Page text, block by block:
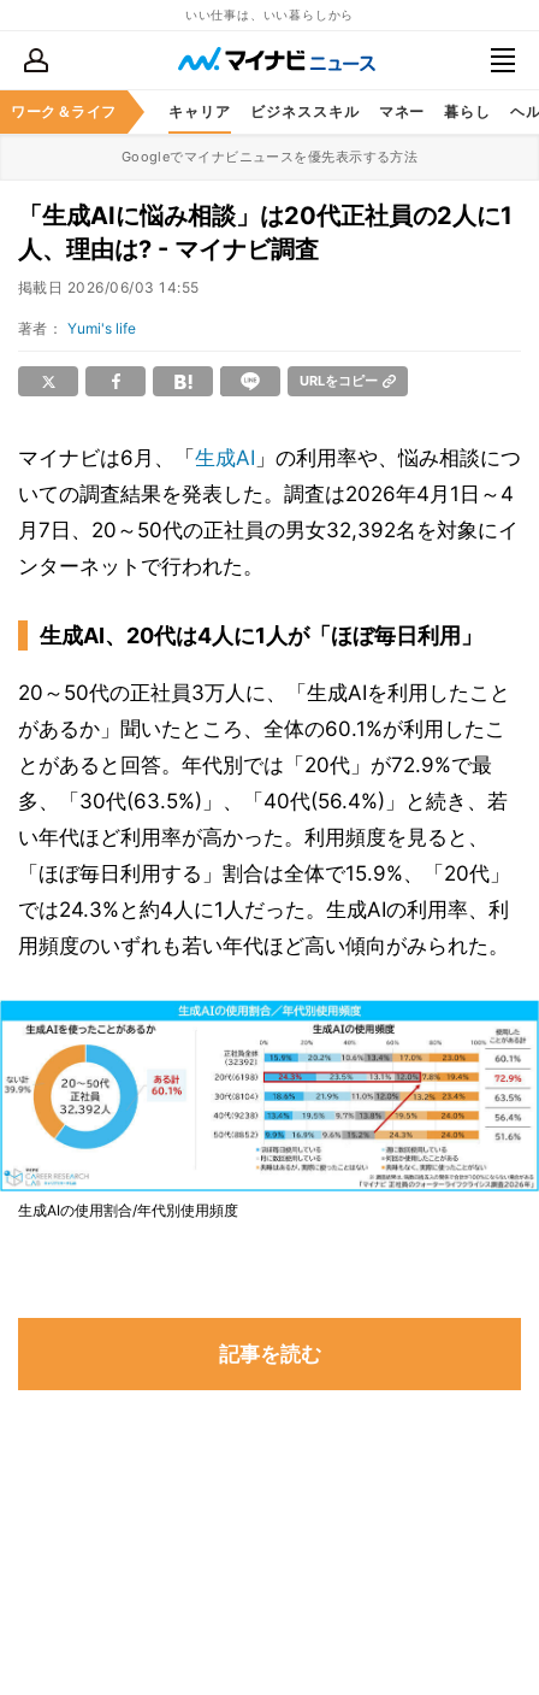
いい仕事は、いい暮らしから
ワーク＆ライフ キャリア ビジネススキル マネー 暮らし ヘ
Googleでマイナビニュースを優先表示する方法
「生成AIに悩み相談」は20代正社員の2人に1
人、理由は? - マイナビ調査
掲載日 2026/06/03 14:55
著者： Yumi's life
URLをコピー
マイナビは6月、「 生成AI 」の利用率や、悩み相談につ
いての調査結果を発表した。調査は2026年4月1日～4
月7日、20～50代の正社員の男女32,392名を対象にイ
ンターネットで行われた。
生成AI、20代は4人に1人が「ほぼ毎日利用」
20～50代の正社員3万人に、「生成AIを利用したこと
があるか」聞いたところ、全体の60.1%が利用したこ
とがあると回答。年代別では「20代」が72.9%で最
多、「30代(63.5%)」、「40代(56.4%)」と続き、若
い年代ほど利用率が高かった。利用頻度を見ると、
「ほぼ毎日利用する」割合は全体で15.9%、「20代」
では24.3%と約4人に1人だった。生成AIの利用率、利
用頻度のいずれも若い年代ほど高い傾向がみられた。
生成AIの使用割合/年代別使用頻度
記事を読む